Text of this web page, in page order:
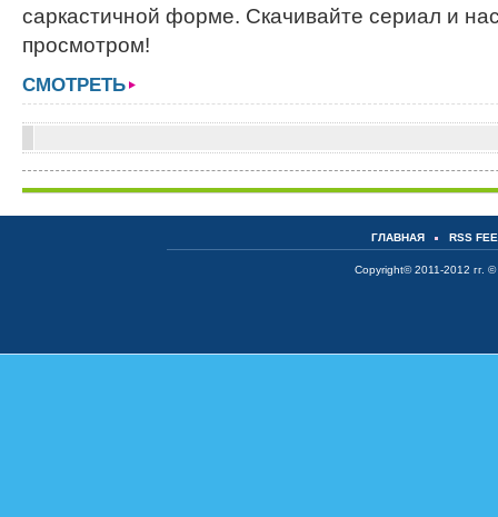
саркастичной форме. Скачивайте сериал и
просмотром!
СМОТРЕТЬ
ГЛАВНАЯ RSS
Copyright© 2011-2012 гг. ©